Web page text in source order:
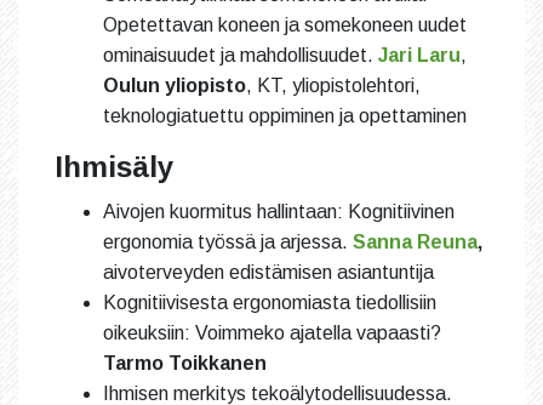
Opetettavan koneen ja somekoneen uudet
ominaisuudet ja mahdollisuudet. Jari Laru,
Oulun yliopisto, KT, yliopistolehtori,
teknologiatuettu oppiminen ja opettaminen
Ihmisäly
Aivojen kuormitus hallintaan: Kognitiivinen
ergonomia työssä ja arjessa. Sanna Reuna,
aivoterveyden edistämisen asiantuntija
Kognitiivisesta ergonomiasta tiedollisiin
oikeuksiin: Voimmeko ajatella vapaasti?
Tarmo Toikkanen
Ihmisen merkitys tekoälytodellisuudessa.